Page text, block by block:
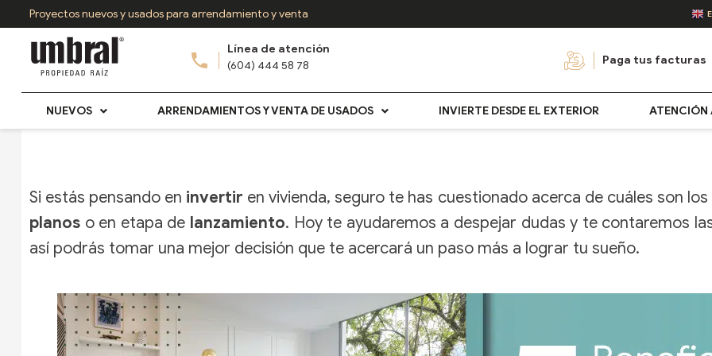
al
Proyectos nuevos y usados para arrendamiento y venta
Línea de atención
(604) 444 58 78
Paga tus facturas
NUEVOS ARRENDAMIENTOS Y VENTA DE USADOS INVIERTE DESDE EL EXTERIOR ATENCIÓN
Si estás pensando en invertir en vivienda, seguro te has cuestionado acerca de cuáles son
planos o en etapa de lanzamiento. Hoy te ayudaremos a despejar dudas y te contaremos
así podrás tomar una mejor decisión que te acercará un paso más a lograr tu sueño.